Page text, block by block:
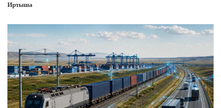
Иртыша